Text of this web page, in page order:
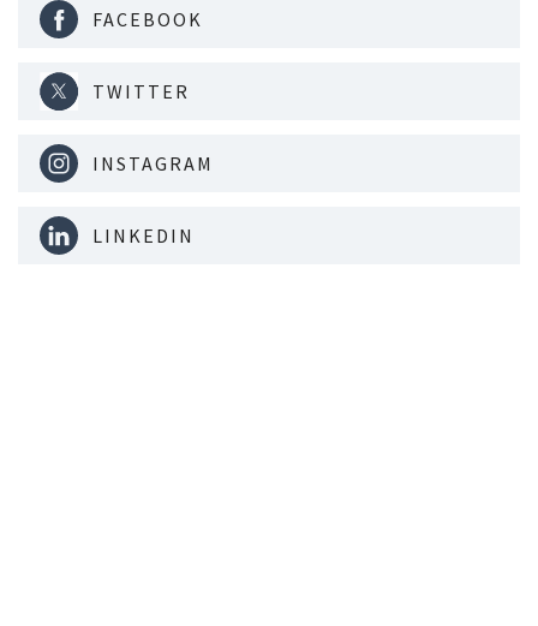
FACEBOOK
TWITTER
INSTAGRAM
LINKEDIN